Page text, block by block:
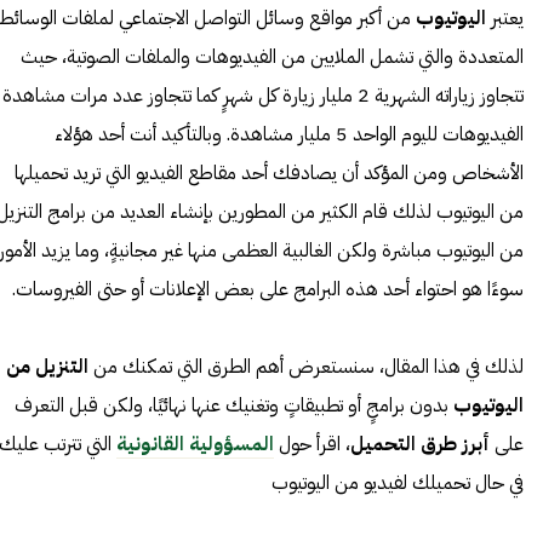
يعتبر اليوتيوب من أكبر مواقع وسائل التواصل الاجتماعي لملفات الوسائط
المتعددة والتي تشمل الملايين من الفيديوهات والملفات الصوتية، حيث
تتجاوز زياراته الشهرية 2 مليار زيارة كل شهرٍ كما تتجاوز عدد مرات مشاهدة
الفيديوهات لليوم الواحد 5 مليار مشاهدة. وبالتأكيد أنت أحد هؤلاء
الأشخاص ومن المؤكد أن يصادفك أحد مقاطع الفيديو التي تريد تحميلها
من اليوتيوب لذلك قام الكثير من المطورين بإنشاء العديد من برامج
من اليوتيوب مباشرة ولكن الغالبية العظمى منها غير مجانيةٍ، وما يزيد الأمور
سوءًا هو احتواء أحد هذه البرامج على بعض الإعلانات أو حتى الفيروسات.
لذلك في هذا المقال، سنستعرض أهم الطرق التي تمكنك من التنزيل من
اليوتيوب بدون برامجٍ أو تطبيقاتٍ وتغنيك عنها نهائيًا، ولكن قبل التعرف
على أبرز طرق التحميل، اقرأ حول المسؤولية القانونية التي تترتب عليك
في حال تحميلك لفيديو من اليوتيوب